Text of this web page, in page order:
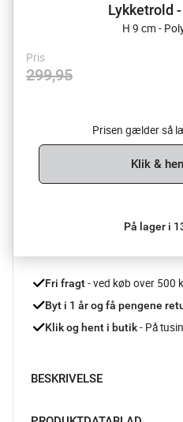
Lykketrold
H 9 cm -
Pris
299,95
Prisen gælder så
Klik &
På lager i
Fri fragt - ved køb over 500
Byt i 1 år og få pengene
Klik og hent i butik - På
BESKRIVELSE